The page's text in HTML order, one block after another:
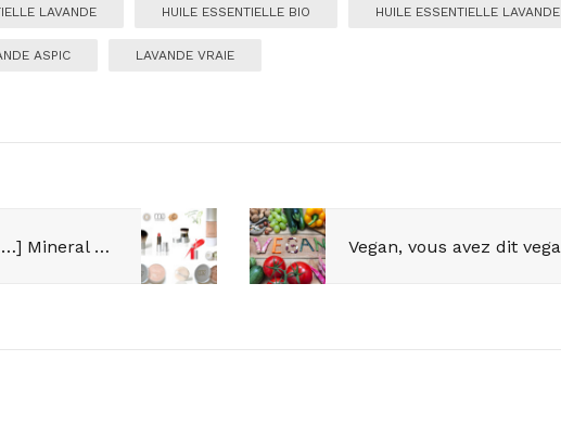
LAVANDE HUILE ESSENTIELLE BIO HUILE ESSENTIELLE LAVANDE
ASPIC LAVANDE VRAIE
[FOCUS SUR …] Mineral Essence